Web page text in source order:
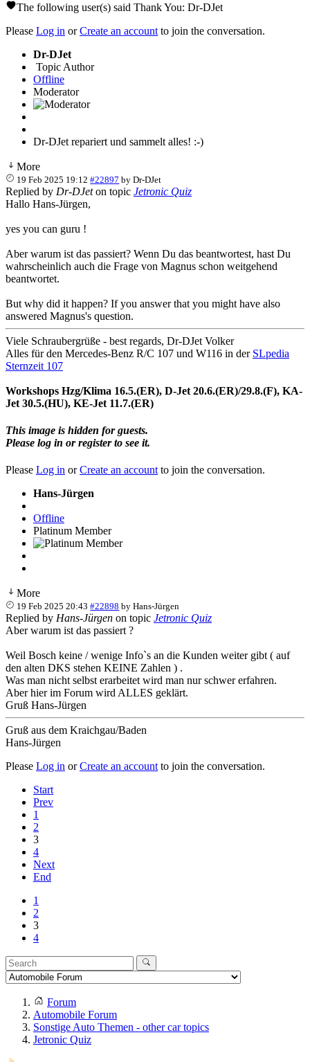
The following user(s) said Thank You: Dr-DJet
Please Log in orCreate an account to join the conversation.
Dr-DJet
Topic Author
Offline
Moderator
Dr-DJet repariert und sammelt alles! :-)
More
19 Feb 2025 19:12 #22897 byDr-DJet
Replied by Dr-DJeton topic Jetronic Quiz
Hallo Hans-Jürgen,
yes you can guru !
Aber warum ist das passiert? Wenn Du das beantwortest, hast Du
wahrscheinlich auch die Frage von Magnus schon weitgehend
beantwortet.
But why did it happen? If you answer that you might have also
answered Magnus's question.
Viele Schraubergrüße - best regards, Dr-DJet Volker
Alles für den Mercedes-Benz R/C 107 und W116 in der SLpedia
Sternzeit 107
Workshops Hzg/Klima 16.5.(ER), D-Jet 20.6.(ER)/29.8.(F), KA-
Jet 30.5.(HU), KE-Jet 11.7.(ER)
This image is hidden for guests.
Please log in or register to see it.
Please Log in orCreate an account to join the conversation.
Hans-Jürgen
Offline
Platinum Member
More
19 Feb 2025 20:43 #22898 byHans-Jürgen
Replied by Hans-Jürgen on topic Jetronic Quiz
Aber warum ist das passiert ?
Weil Bosch keine / wenige Info`s an die Kunden weiter gibt ( auf
den alten DKS stehen KEINE Zahlen ) .
Was man nicht selbst erarbeitet wird man nur schwer erfahren.
Aber hier im Forum wird ALLES geklärt.
Gruß Hans-Jürgen
Gruß aus dem Kraichgau/Baden
Hans-Jürgen
Please Log in orCreate an account to join the conversation.
Start
Prev
1
2
3
4
Next
End
1
2
3
4
Forum
Automobile Forum
Sonstige Auto Themen - other car topics
Jetronic Quiz